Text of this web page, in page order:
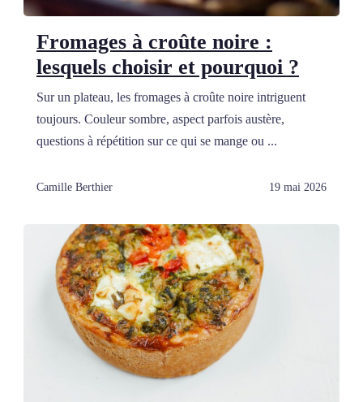
Fromages à croûte noire :
lesquels choisir et pourquoi ?
Sur un plateau, les fromages à croûte noire intriguent
toujours. Couleur sombre, aspect parfois austère,
questions à répétition sur ce qui se mange ou ...
Camille Berthier 19 mai 2026